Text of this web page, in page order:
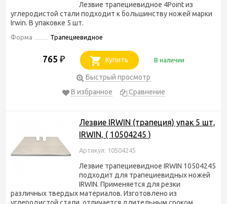
Лезвие трапециевидное 4Point из
углеродистой стали подходит к большинству ножей марки
Irwin. В упаковке 5 шт.
Форма Трапециевидное
765 ₽ Купить В наличии
Быстрый просмотр
В избранное
Сравнение
Лезвие IRWIN (трапеция) упак 5 шт,
IRWIN, ( 10504245 )
Артикул: 10504245
Лезвие трапециевидное IRWIN 10504245
подходит для трапециевидных ножей
IRWIN. Применяется для резки
различных твердых материалов. Изготовлено из